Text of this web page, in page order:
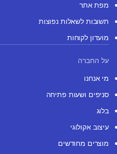
מפת אתר
תשובות לשאלות נפוצות
מועדון לקוחות
על החברה
מי אנחנו
סניפים ושעות פתיחה
בלוג
עיצוב אקולוגי
מוצרים מחודשים